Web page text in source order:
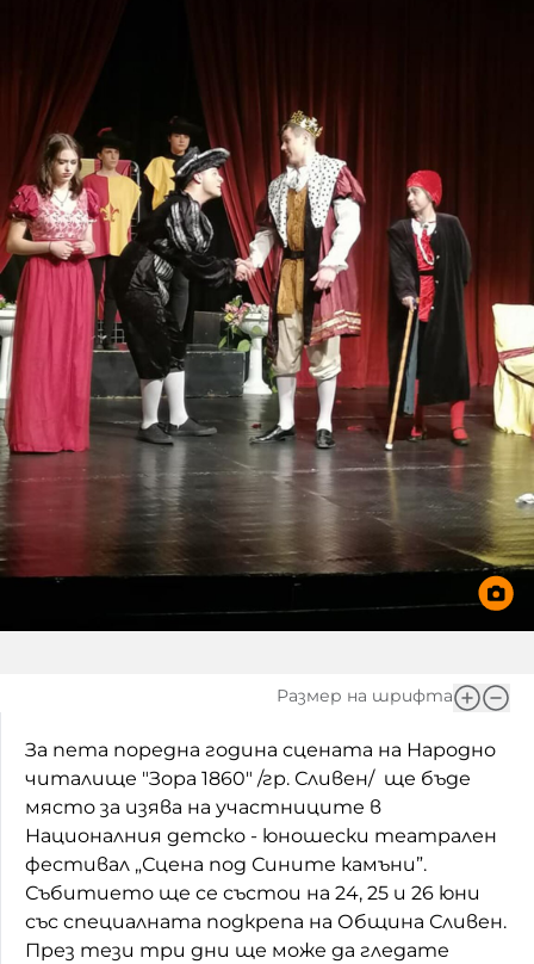
Приказки
История на изкуството
Музикална кутийка
От соул до рокендрол
Междучасие
Яйцето на света
Къщата
Златната ябълка
Непознатите думи
Като Айнщайн
Домашен любимец
Питаме Ви
Кои сме ние?
За вас, родители
БНР
БНР Новини
Архивен фонд на БНР
Размер на шрифта
За пета поредна година сцената на Народно
читалище "Зора 1860" /гр. Сливен/ ще бъде
място за изява на участниците в
Националния детско - юношески театрален
фестивал „Сцена под Сините камъни”.
Събитието ще се състои на 24, 25 и 26 юни
със специалната подкрепа на Община Сливен.
През тези три дни ще може да гледате